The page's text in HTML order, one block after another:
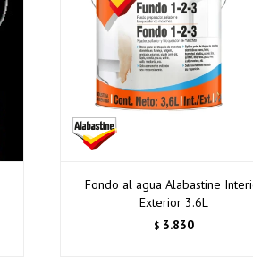
Fondo al agua Alabastine
Exterior 3.6L
$ 3.830